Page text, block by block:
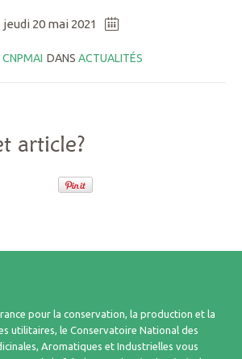
jeudi 20 mai 2021
CNPMAI DANS ACTUALITÉS
article?
pour la conservation, la production et la
utilitaires, le Conservatoire National des
Aromatiques et Industrielles vous